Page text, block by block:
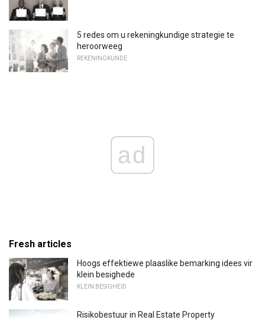
5 redes om u rekeningkundige strategie te
heroorweeg
REKENINGKUNDE
ad
Fresh articles
Hoogs effektiewe plaaslike bemarking idees vir
klein besighede
KLEIN BESIGHEID
Risikobestuur in Real Estate Property